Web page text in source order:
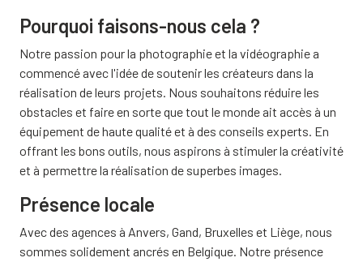
Pourquoi faisons-nous cela ?
Notre passion pour la photographie et la vidéographie a
commencé avec l'idée de soutenir les créateurs dans la
réalisation de leurs projets. Nous souhaitons réduire les
obstacles et faire en sorte que tout le monde ait accès à un
équipement de haute qualité et à des conseils experts. En
offrant les bons outils, nous aspirons à stimuler la créativité
et à permettre la réalisation de superbes images.
Présence locale
Avec des agences à Anvers, Gand, Bruxelles et Liège, nous
sommes solidement ancrés en Belgique. Notre présence